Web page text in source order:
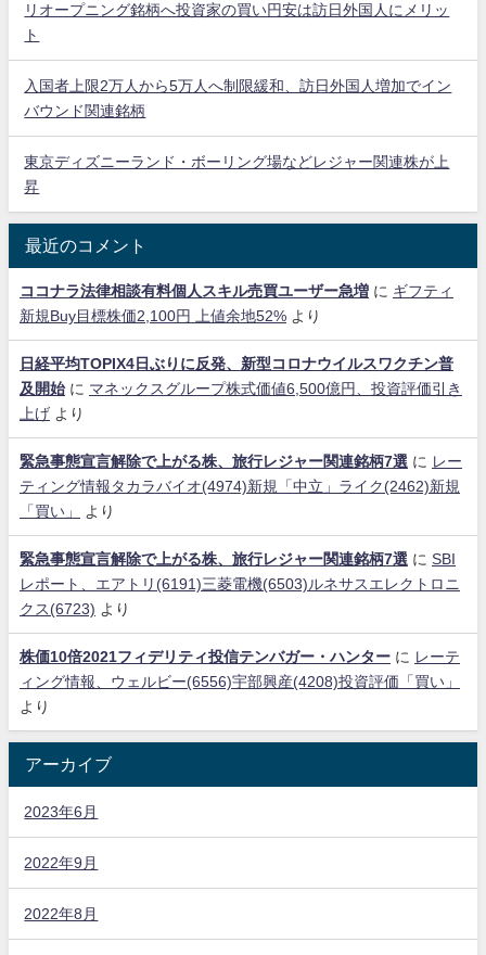
リオープニング銘柄へ投資家の買い円安は訪日外国人にメリッ
ト
入国者上限2万人から5万人へ制限緩和、訪日外国人増加でイン
バウンド関連銘柄
東京ディズニーランド・ボーリング場などレジャー関連株が上
昇
最近のコメント
ココナラ法律相談有料個人スキル売買ユーザー急増 に ギフティ
新規Buy目標株価2,100円 上値余地52% より
日経平均TOPIX4日ぶりに反発、新型コロナウイルスワクチン普
及開始に マネックスグループ株式価値6,500億円、投資評価引き
上げ より
緊急事態宣言解除で上がる株、旅行レジャー関連銘柄7選 に レー
ティング情報タカラバイオ(4974)新規「中立」ライク(2462)新規
「買い」
より
緊急事態宣言解除で上がる株、旅行レジャー関連銘柄7選 に SBI
レポート、エアトリ(6191)三菱電機(6503)ルネサスエレクトロニ
クス(6723) より
株価10倍2021フィデリティ投信テンバガー・ハンター に レーテ
ィング情報、ウェルビー(6556)宇部興産(4208)投資評価「買い」
より
アーカイブ
2023年6月
2022年9月
2022年8月